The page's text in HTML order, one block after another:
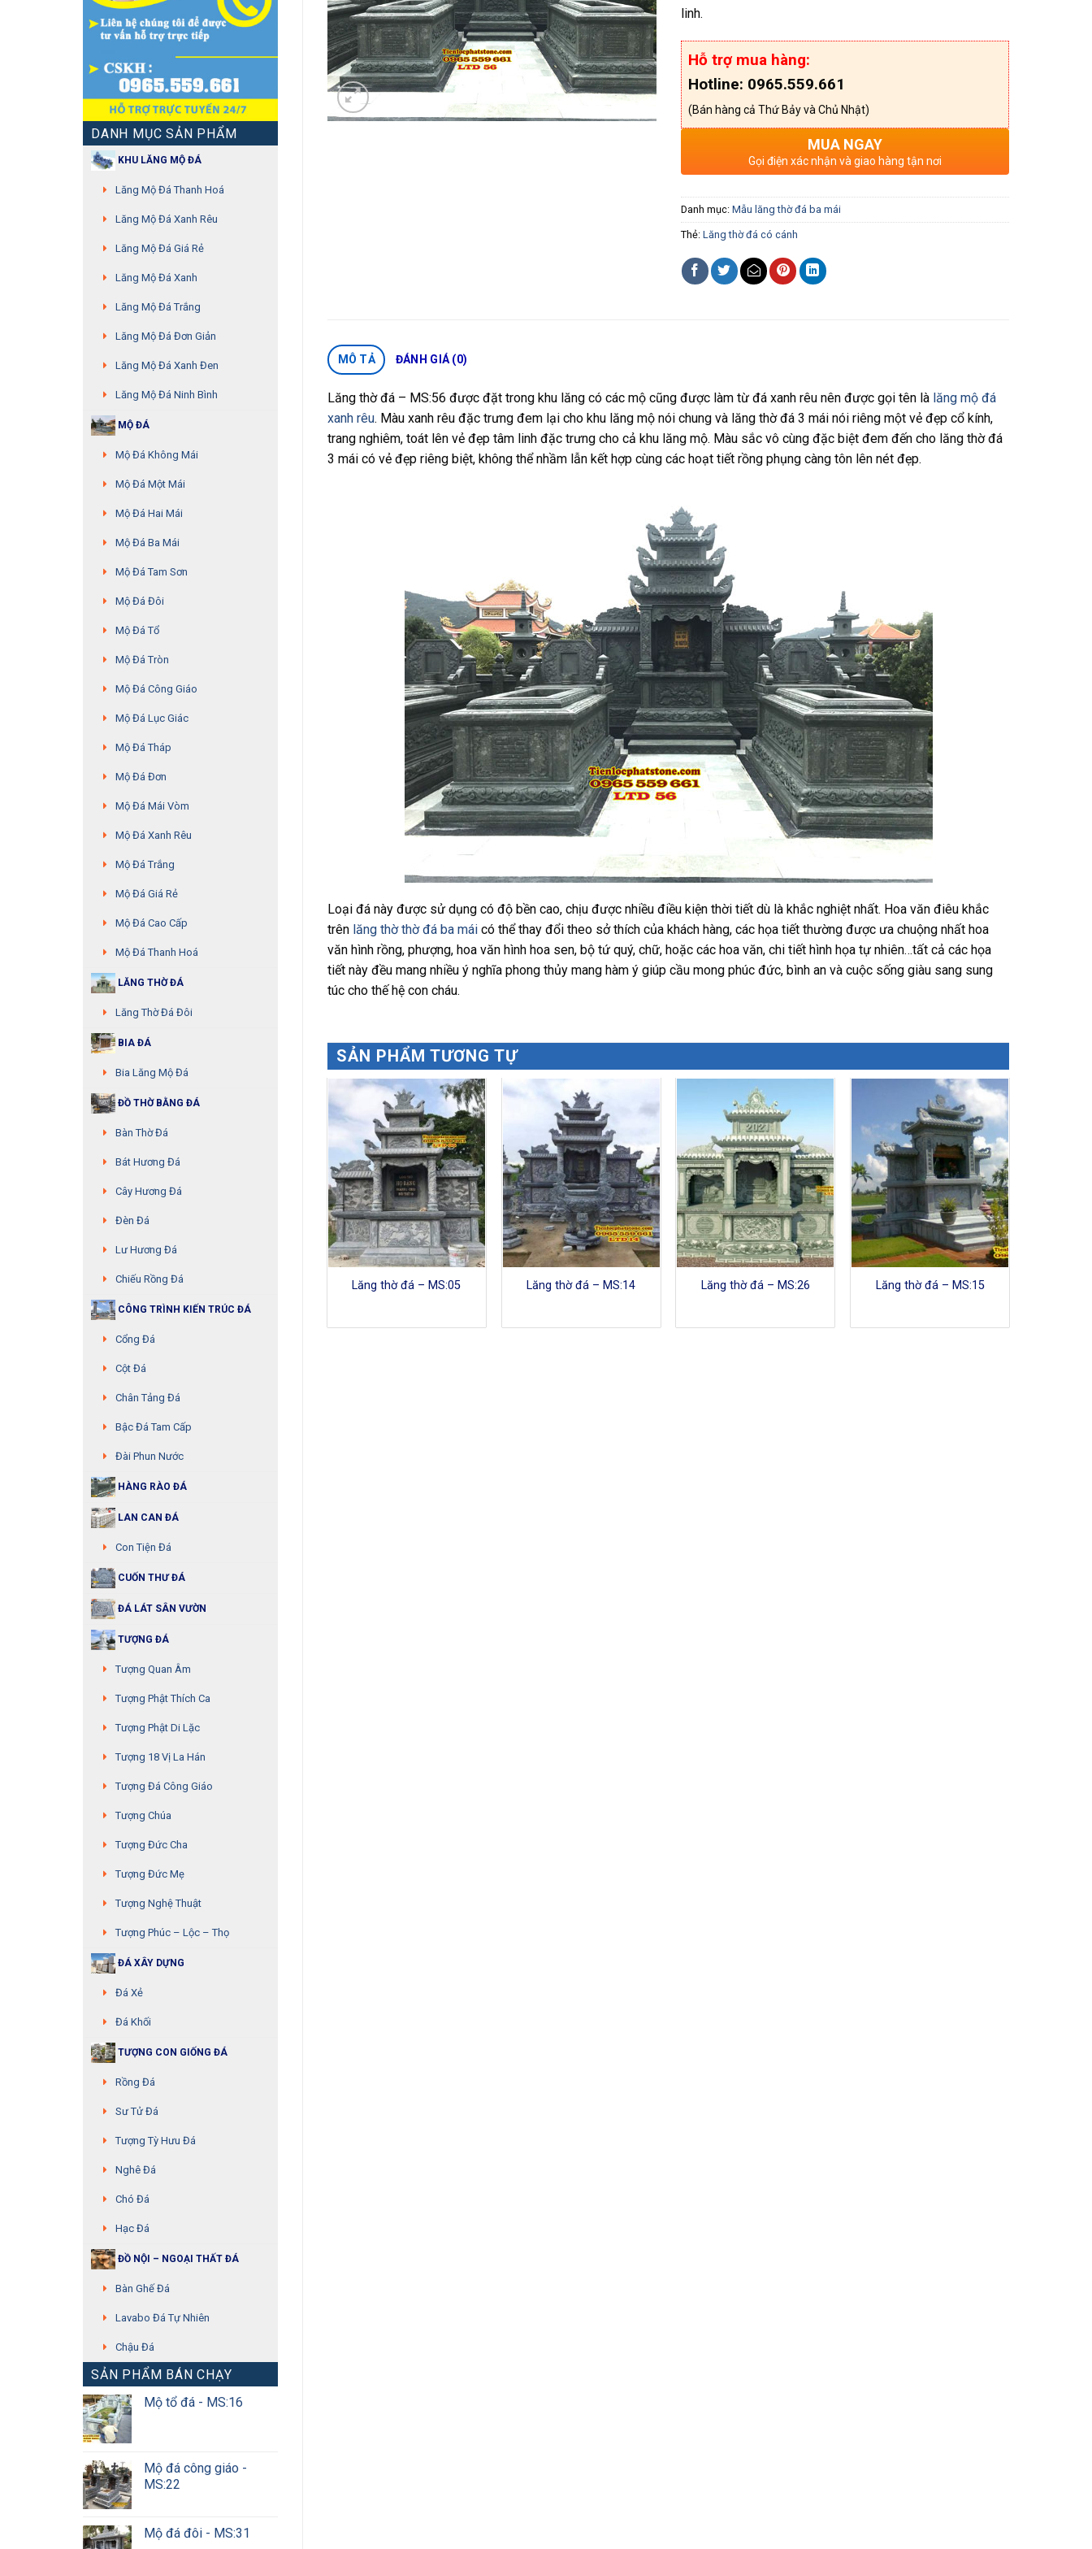
DANH MỤC SẢN PHẨM
KHU LĂNG MỘ ĐÁ
Lăng Mộ Đá Thanh Hoá
Lăng Mộ Đá Xanh Rêu
Lăng Mộ Đá Giá Rẻ
Lăng Mộ Đá Xanh
Lăng Mộ Đá Trắng
Lăng Mộ Đá Đơn Giản
Lăng Mộ Đá Xanh Đen
Lăng Mộ Đá Ninh Bình
MỘ ĐÁ
Mộ Đá Không Mái
Mộ Đá Một Mái
Mộ Đá Hai Mái
Mộ Đá Ba Mái
Mộ Đá Tam Sơn
Mộ Đá Đôi
Mộ Đá Tổ
Mộ Đá Tròn
Mộ Đá Công Giáo
Mộ Đá Lục Giác
Mộ Đá Tháp
Mộ Đá Đơn
Mộ Đá Mái Vòm
Mộ Đá Xanh Rêu
Mộ Đá Trắng
Mộ Đá Giá Rẻ
Mộ Đá Cao Cấp
Mộ Đá Thanh Hoá
LĂNG THỜ ĐÁ
Lăng Thờ Đá Đôi
BIA ĐÁ
Bia Lăng Mộ Đá
ĐỒ THỜ BẰNG ĐÁ
Bàn Thờ Đá
Bát Hương Đá
Cây Hương Đá
Đèn Đá
Lư Hương Đá
Chiếu Rồng Đá
CÔNG TRÌNH KIẾN TRÚC ĐÁ
Cổng Đá
Cột Đá
Chân Tảng Đá
Bậc Đá Tam Cấp
Đài Phun Nước
HÀNG RÀO ĐÁ
LAN CAN ĐÁ
Con Tiện Đá
CUỐN THƯ ĐÁ
ĐÁ LÁT SÂN VƯỜN
TƯỢNG ĐÁ
Tượng Quan Âm
Tượng Phật Thích Ca
Tượng Phật Di Lặc
Tượng 18 Vị La Hán
Tượng Đá Công Giáo
Tượng Chúa
Tượng Đức Cha
Tượng Đức Mẹ
Tượng Nghệ Thuật
Tượng Phúc – Lộc – Thọ
ĐÁ XÂY DỰNG
Đá Xẻ
Đá Khối
TƯỢNG CON GIỐNG ĐÁ
Rồng Đá
Sư Tử Đá
Tượng Tỳ Hưu Đá
Nghê Đá
Chó Đá
Hạc Đá
ĐỒ NỘI – NGOẠI THẤT ĐÁ
Bàn Ghế Đá
Lavabo Đá Tự Nhiên
Chậu Đá
SẢN PHẨM BÁN CHẠY
Mộ tổ đá - MS:16
Mộ đá công giáo -
MS:22
Mộ đá đôi - MS:31
linh.
Hỗ trợ mua hàng:
Hotline: 0965.559.661
(Bán hàng cả Thứ Bảy và Chủ Nhật)
MUA NGAY
Gọi điện xác nhận và giao hàng tận nơi
Danh mục: Mẫu lăng thờ đá ba mái
Thẻ: Lăng thờ đá có cánh
MÔ TẢ ĐÁNH GIÁ (0)
Lăng thờ đá – MS:56 được đặt trong khu lăng có các mộ cũng được làm từ đá xanh rêu nên được gọi tên là lăng mộ đá
xanh rêu. Màu xanh rêu đặc trưng đem lại cho khu lăng mộ nói chung và lăng thờ đá 3 mái nói riêng một vẻ đẹp cổ kính,
trang nghiêm, toát lên vẻ đẹp tâm linh đặc trưng cho cả khu lăng mộ. Màu sắc vô cùng đặc biệt đem đến cho lăng thờ đá
3 mái có vẻ đẹp riêng biệt, không thể nhầm lẫn kết hợp cùng các hoạt tiết rồng phụng càng tôn lên nét đẹp.
Loại đá này được sử dụng có độ bền cao, chịu được nhiều điều kiện thời tiết dù là khắc nghiệt nhất. Hoa văn điêu khắc
trên lăng thờ thờ đá ba mái có thể thay đổi theo sở thích của khách hàng, các họa tiết thường được ưa chuộng nhất hoa
văn hình rồng, phượng, hoa văn hình hoa sen, bộ tứ quý, chữ, hoặc các hoa văn, chi tiết hình họa tự nhiên…tất cả các họa
tiết này đều mang nhiều ý nghĩa phong thủy mang hàm ý giúp cầu mong phúc đức, bình an và cuộc sống giàu sang sung
túc cho thế hệ con cháu.
SẢN PHẨM TƯƠNG TỰ
Lăng thờ đá – MS:05 Lăng thờ đá – MS:14 Lăng thờ đá – MS:26 Lăng thờ đá – MS:15
Lăng thờ đá – MS:28 Lăng thờ đá – MS:07